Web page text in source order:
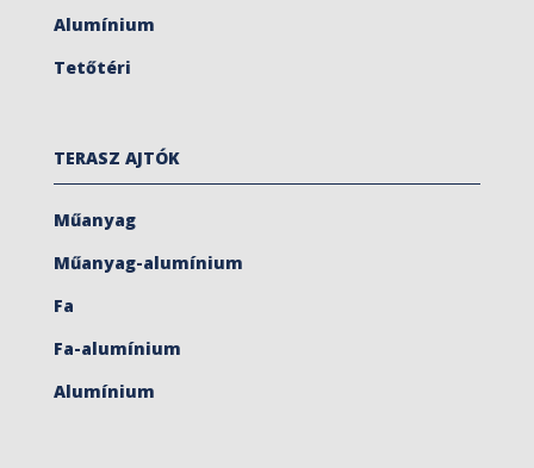
Alumínium
Tetőtéri
TERASZ AJTÓK
Műanyag
Műanyag-alumínium
Fa
Fa-alumínium
Alumínium